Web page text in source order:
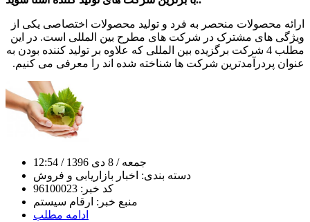
ارائه محصولات منحصر به فرد و تولید محصولات اختصاصی یکی از
ویژگی های مشترک در شرکت های مطرح بین المللی است. در این
مطلب 4 شرکت برگزیده بین المللی که علاوه بر تولید کننده بودن به
عنوان پردرآمدترین شرکت ها شناخته شده اند را معرفی می کنیم.
جمعه / 8 دی 1396
/ 12:54
دسته بندی: اخبار بازاریابی و فروش
کد خبر: 96100023
منبع خبر: ارقام سیستم
ادامه مطلب